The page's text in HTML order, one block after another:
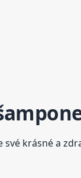
své krásné a